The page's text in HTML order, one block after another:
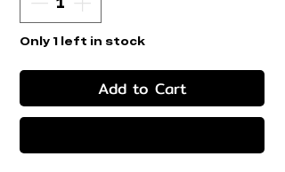
Only 1 left in stock
Add to Cart